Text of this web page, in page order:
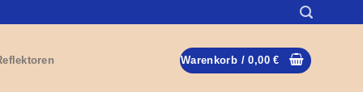
Warenkorb /0,00€